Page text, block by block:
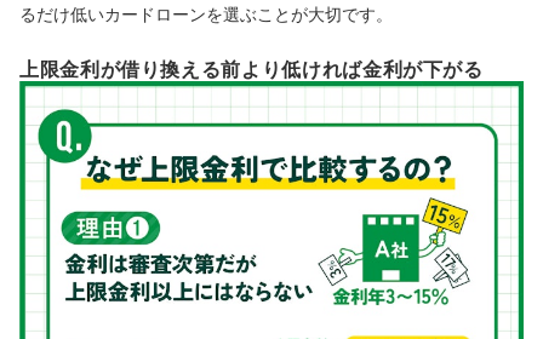
るだけ低いカードローンを選ぶことが大切です。
上限金利が借り換える前より低ければ金利が下がる